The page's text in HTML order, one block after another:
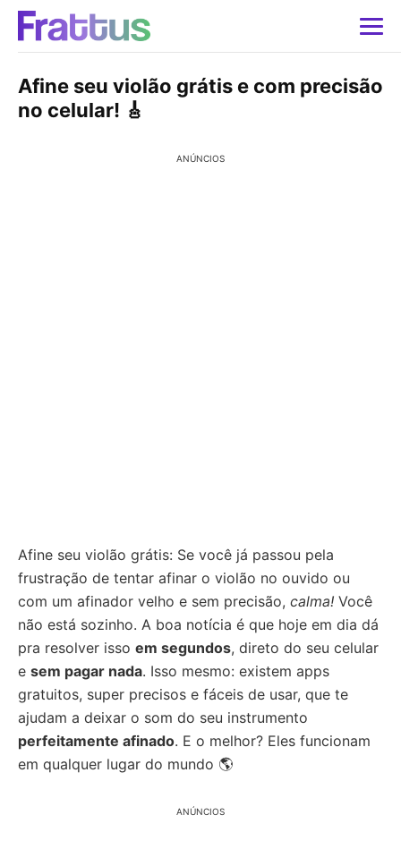
Afine seu violão grátis e com precisão
no celular! 🎸
ANÚNCIOS
Afine seu violão grátis: Se você já passou pela
frustração de tentar afinar o violão no ouvido ou
com um afinador velho e sem precisão, calma! Você
não está sozinho. A boa notícia é que hoje em dia dá
pra resolver isso em segundos, direto do seu celular
e sem pagar nada. Isso mesmo: existem apps
gratuitos, super precisos e fáceis de usar, que te
ajudam a deixar o som do seu instrumento
perfeitamente afinado. E o melhor? Eles funcionam
em qualquer lugar do mundo 🌎
ANÚNCIOS